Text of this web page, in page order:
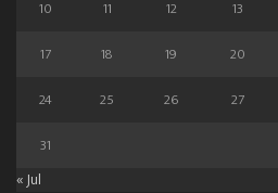
10
11 12 13
17
18 19 20
24
25 26 27
31
« Jul